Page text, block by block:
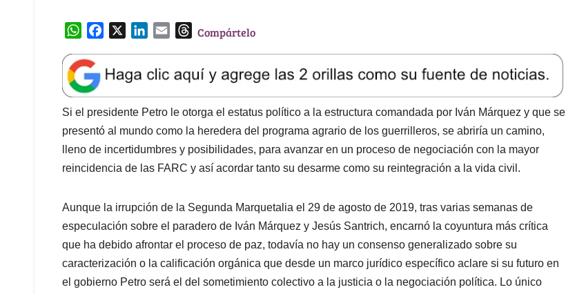
W
a
t
s
A
p
p
e
b
o
o
k
k
e
d
I
n
l
T
e
a
d
s
Compártelo
Si el presidente Petro le otorga el estatus político a la estructura comandada por Iván Márquez y que se
presentó al mundo como la heredera del programa agrario de los guerrilleros, se abriría un camino,
lleno de incertidumbres y posibilidades, para avanzar en un proceso de negociación con la mayor
reincidencia de las FARC y así acordar tanto su desarme como su reintegración a la vida civil.
Aunque la irrupción de la Segunda Marquetalia el 29 de agosto de 2019, tras varias semanas de
especulación sobre el paradero de Iván Márquez y Jesús Santrich, encarnó la coyuntura más crítica
que ha debido afrontar el proceso de paz, todavía no hay un consenso generalizado sobre su
caracterización o la calificación orgánica que desde un marco jurídico específico aclare si su futuro en
el gobierno Petro será el del sometimiento colectivo a la justicia o la negociación política. Lo único